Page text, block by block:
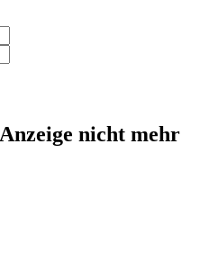
nicht mehr